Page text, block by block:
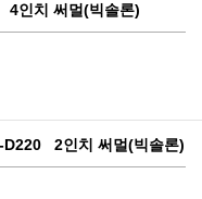
인치 써멀(빅솔론)
D220 2인치 써멀(빅솔론)